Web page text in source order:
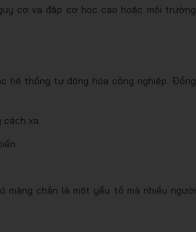
cơ va đập cơ học cao hoặc môi trường
hệ thống tự động hóa công nghiệp. Đồng
cách xa.
màng chắn là một yếu tố mà nhiều người